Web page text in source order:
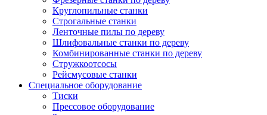
Круглопильные станки
Строгальные станки
Ленточные пилы по дереву
Шлифовальные станки по дереву
Комбинированные станки по дереву
Стружкоотсосы
Рейсмусовые станки
Специальное оборудование
Тиски
Прессовое оборудование